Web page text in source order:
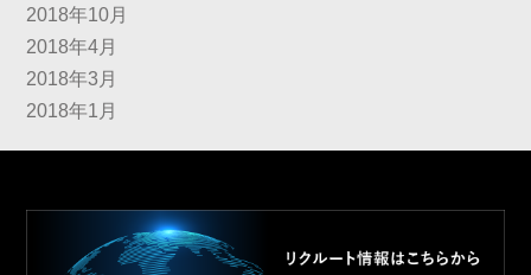
2018年10月
2018年4月
2018年3月
2018年1月